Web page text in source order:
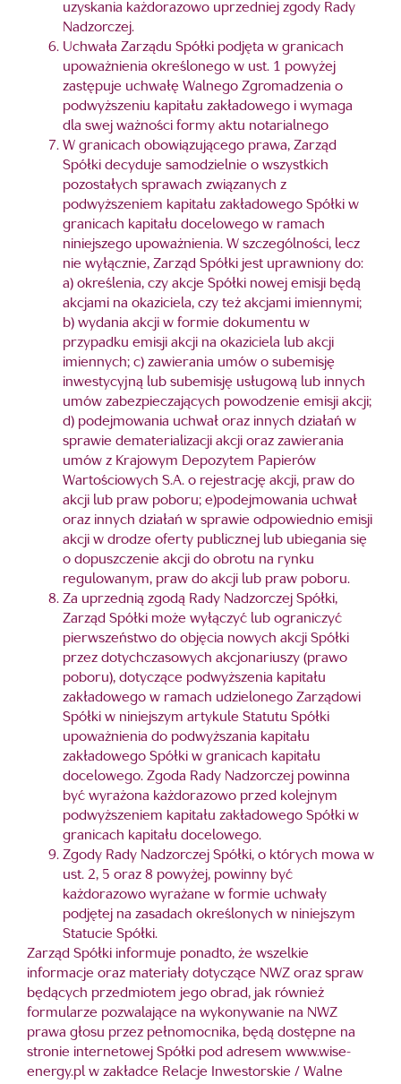
uzyskania każdorazowo uprzedniej zgody Rady
Nadzorczej.
Uchwała Zarządu Spółki podjęta w granicach
upoważnienia określonego w ust. 1 powyżej
zastępuje uchwałę Walnego Zgromadzenia o
podwyższeniu kapitału zakładowego i wymaga
dla swej ważności formy aktu notarialnego
W granicach obowiązującego prawa, Zarząd
Spółki decyduje samodzielnie o wszystkich
pozostałych sprawach związanych z
podwyższeniem kapitału zakładowego Spółki w
granicach kapitału docelowego w ramach
niniejszego upoważnienia. W szczególności, lecz
nie wyłącznie, Zarząd Spółki jest uprawniony do:
a) określenia, czy akcje Spółki nowej emisji będą
akcjami na okaziciela, czy też akcjami imiennymi;
b) wydania akcji w formie dokumentu w
przypadku emisji akcji na okaziciela lub akcji
imiennych; c) zawierania umów o subemisję
inwestycyjną lub subemisję usługową lub innych
umów zabezpieczających powodzenie emisji akcji;
d) podejmowania uchwał oraz innych działań w
sprawie dematerializacji akcji oraz zawierania
umów z Krajowym Depozytem Papierów
Wartościowych S.A. o rejestrację akcji, praw do
akcji lub praw poboru; e)podejmowania uchwał
oraz innych działań w sprawie odpowiednio emisji
akcji w drodze oferty publicznej lub ubiegania się
o dopuszczenie akcji do obrotu na rynku
regulowanym, praw do akcji lub praw poboru.
Za uprzednią zgodą Rady Nadzorczej Spółki,
Zarząd Spółki może wyłączyć lub ograniczyć
pierwszeństwo do objęcia nowych akcji Spółki
przez dotychczasowych akcjonariuszy (prawo
poboru), dotyczące podwyższenia kapitału
zakładowego w ramach udzielonego Zarządowi
Spółki w niniejszym artykule Statutu Spółki
upoważnienia do podwyższania kapitału
zakładowego Spółki w granicach kapitału
docelowego. Zgoda Rady Nadzorczej powinna
być wyrażona każdorazowo przed kolejnym
podwyższeniem kapitału zakładowego Spółki w
granicach kapitału docelowego.
Zgody Rady Nadzorczej Spółki, o których mowa w
ust. 2, 5 oraz 8 powyżej, powinny być
każdorazowo wyrażane w formie uchwały
podjętej na zasadach określonych w niniejszym
Statucie Spółki.
Zarząd Spółki informuje ponadto, że wszelkie
informacje oraz materiały dotyczące NWZ oraz spraw
będących przedmiotem jego obrad, jak również
formularze pozwalające na wykonywanie na NWZ
prawa głosu przez pełnomocnika, będą dostępne na
stronie internetowej Spółki pod adresem www.wise-
energy.pl w zakładce Relacje Inwestorskie / Walne